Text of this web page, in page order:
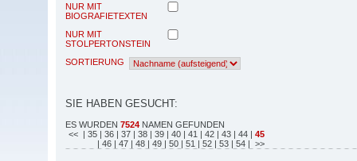
NUR MIT
BIOGRAFIETEXTEN
NUR MIT
STOLPERTONSTEIN
SORTIERUNG
SIE HABEN GESUCHT:
ES WURDEN 7524 NAMEN GEFUNDEN
<< | 35 | 36 | 37 | 38 | 39 | 40 | 41 | 42 | 43 | 44 | 45
| 46 | 47 | 48 | 49 | 50 | 51 | 52 | 53 | 54 | >>